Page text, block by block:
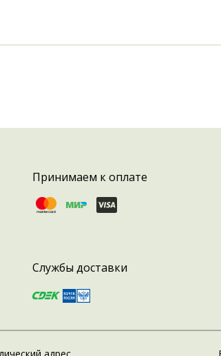
Принимаем к оплате
Службы доставки